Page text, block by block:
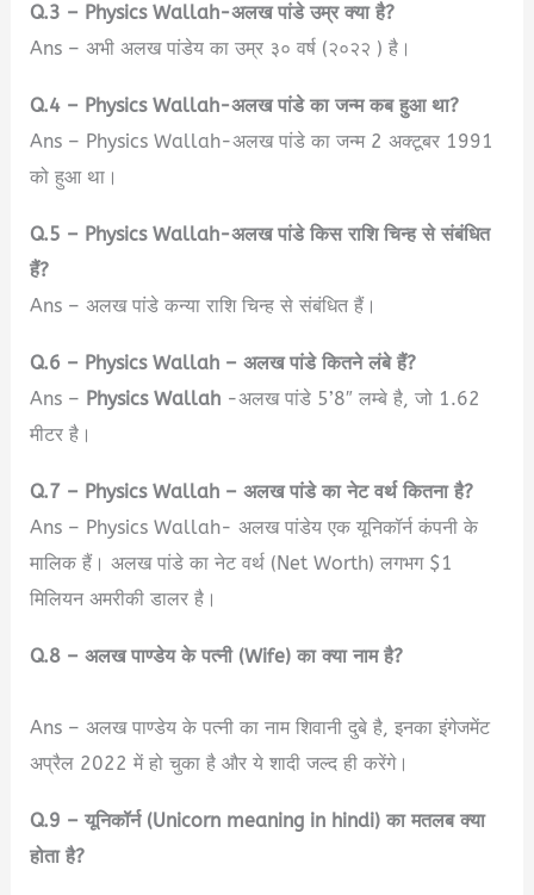
Q.3 – Physics Wallah-अलख पांडे उम्र क्या है?
Ans – अभी अलख पांडेय का उम्र ३० वर्ष (२०२२ ) है।
Q.4 – Physics Wallah-अलख पांडे का जन्म कब हुआ था?
Ans – Physics Wallah-अलख पांडे का जन्म 2 अक्टूबर 1991
को हुआ था।
Q.5 – Physics Wallah-अलख पांडे किस राशि चिन्ह से संबंधित
हैं?
Ans – अलख पांडे कन्या राशि चिन्ह से संबंधित हैं।
Q.6 – Physics Wallah – अलख पांडे कितने लंबे हैं?
Ans – Physics Wallah -अलख पांडे 5’8″ लम्बे है, जो 1.62
मीटर है।
Q.7 – Physics Wallah – अलख पांडे का नेट वर्थ कितना है?
Ans – Physics Wallah- अलख पांडेय एक यूनिकॉर्न कंपनी के
मालिक हैं। अलख पांडे का नेट वर्थ (Net Worth) लगभग $1
मिलियन अमरीकी डालर है।
Q.8 – अलख पाण्डेय के पत्नी (Wife) का क्या नाम है?
Ans – अलख पाण्डेय के पत्नी का नाम शिवानी दुबे है, इनका इंगेजमेंट
अप्रैल 2022 में हो चुका है और ये शादी जल्द ही करेंगे।
Q.9 – यूनिकॉर्न (Unicorn meaning in hindi) का मतलब क्या
होता है?